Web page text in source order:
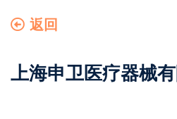
返回
上海申卫医疗器械